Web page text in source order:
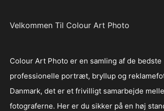
Velkommen Til Colour Art Photo
Colour Art Photo er en samling af de bedste
professionelle portræt, bryllup og
Danmark, det er et frivilligt samarbejde
fotograferne. Her er du sikker på en høj